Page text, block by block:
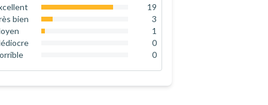
82.6
19
bien
13
3
1
0
0